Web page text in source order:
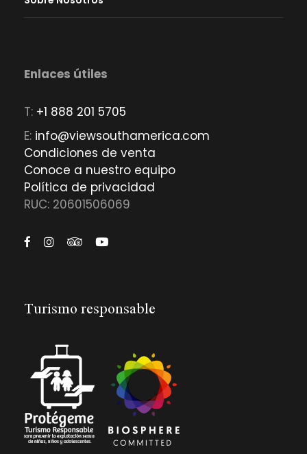
Enlaces útiles
T: +1 888 201 5705
E: info@viewsouthamerica.com
Condiciones de venta
Conoce a nuestro equipo
Política de privacidad
RUC: 20601506069
Turismo responsable